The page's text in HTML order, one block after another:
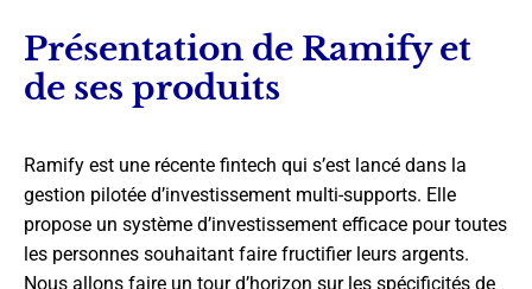
Présentation de Ramify et
de ses produits
Ramify est une récente fintech qui s’est lancé dans la
gestion pilotée d’investissement multi-supports. Elle
propose un système d’investissement efficace pour toutes
les personnes souhaitant faire fructifier leurs argents.
Nous allons faire un tour d’horizon sur les spécificités de